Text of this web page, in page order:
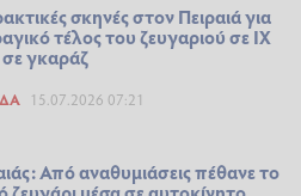
σκηνές στον Πειραιά για
τέλος του ζευγαριού σε ΙΧ
γκαράζ
15.07.2026 07:21
Από αναθυμιάσεις πέθανε το